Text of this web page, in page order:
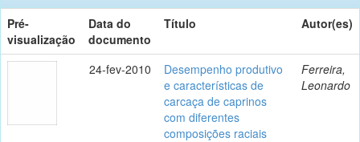
Pré-
visualização
Data do
documento
Título Autor(es)
24-fev-2010
Desempenho produtivo
e características de
carcaça de caprinos
com diferentes
composições raciais
Ferreira,
Leonardo